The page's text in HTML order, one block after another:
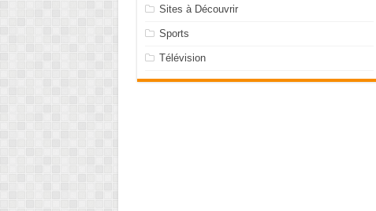
Sites à Découvrir
Sports
Télévision